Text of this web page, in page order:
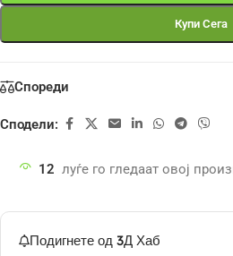
Купи Сега
Спореди
Сподели:
12 луѓе го гледаат овој
Подигнете од 3Д Хаб